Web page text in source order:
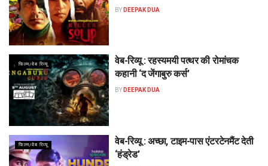
BY DEEPAK DUA
फिल्म/वेब रिव्यू
वेब-रिव्यू : रहस्यमयी पत्थर की रोमांचक
कहानी ‘द जेंगाबुरु कर्स’
BY DEEPAK DUA
फिल्म/वेब रिव्यू
वेब-रिव्यू : अच्छा, टाइम-पास एंटरटेनमैंट देती
‘हंड्रेड’